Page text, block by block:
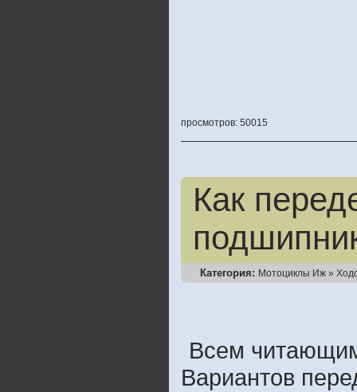
просмотров: 50015
Как
Категория: Мотоциклы Иж »
Всем
Вариантов